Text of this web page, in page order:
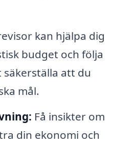
kan hjälpa dig
budget och följa
att du
mål.
Få insikter om
din ekonomi och